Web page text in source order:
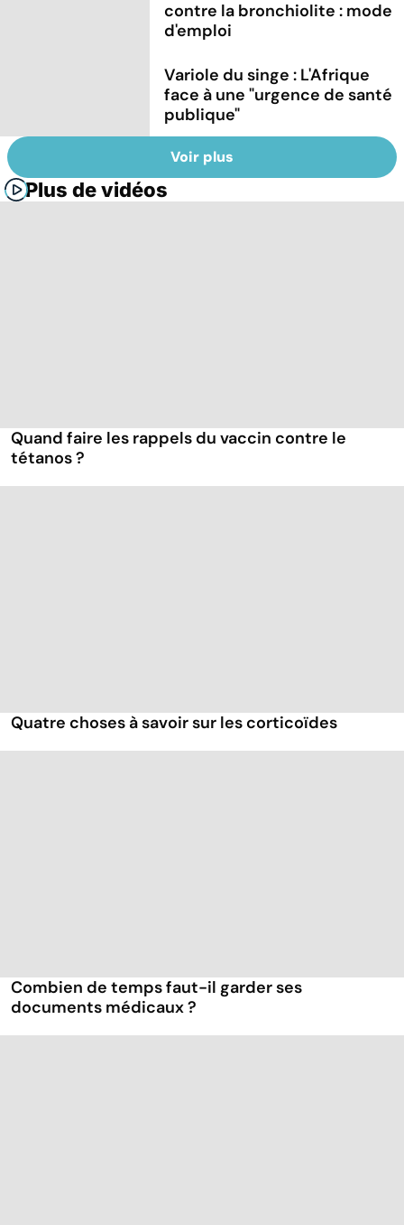
contre la bronchiolite : mode
d'emploi
Variole du singe : L'Afrique
face à une "urgence de santé
publique"
Voir plus
Plus de vidéos
Quand faire les rappels du vaccin contre le
tétanos ?
Quatre choses à savoir sur les corticoïdes
Combien de temps faut-il garder ses
documents médicaux ?